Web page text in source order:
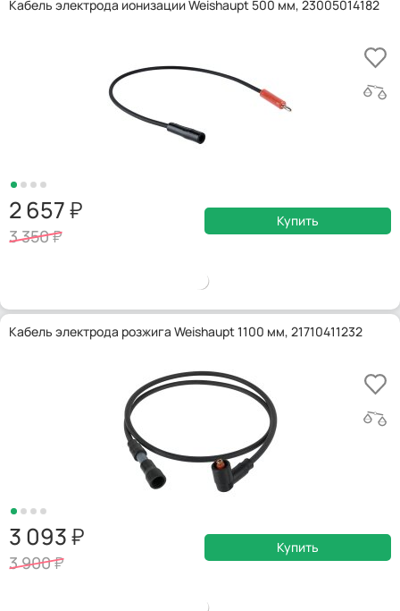
Кабель электрода ионизации Weishaupt 500 мм, 23005014182
2 657
3 350
Купить
Кабель электрода розжига Weishaupt 1100 мм, 21710411232
3 093
3 900
Купить